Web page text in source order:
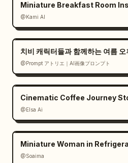
Miniature Breakfast Room
@Kami AI
치비 캐릭터들과 함께하는 여름 오
@Prompt アトリエ｜AI画像プロンプト
Cinematic Coffee Journey
@Elsa Ai
Miniature Woman in
@Soaima